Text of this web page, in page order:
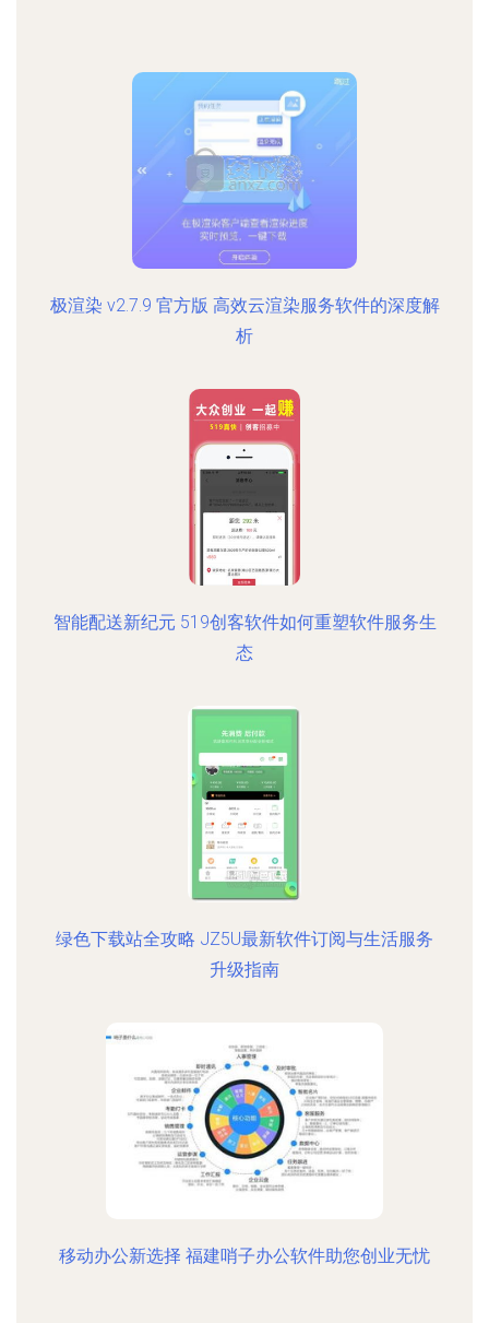
极渲染 v2.7.9 官方版 高效云渲染服务软件的深度解
析
智能配送新纪元 519创客软件如何重塑软件服务生
态
绿色下载站全攻略 JZ5U最新软件订阅与生活服务
升级指南
移动办公新选择 福建哨子办公软件助您创业无忧